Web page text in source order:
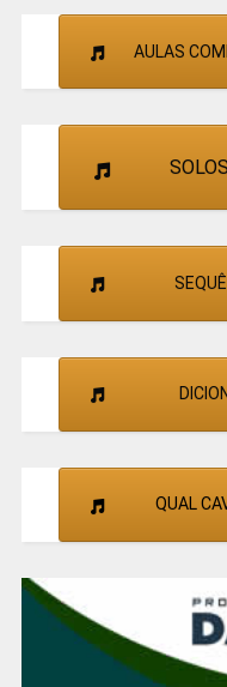
AULAS
QUAL